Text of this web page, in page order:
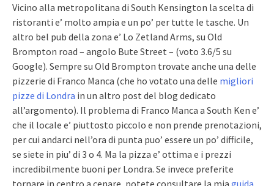
Vicino alla metropolitana di South Kensington la scelta di
ristoranti e’ molto ampia e un po’ per tutte le tasche. Un
altro bel pub della zona e’ Lo Zetland Arms, su Old
Brompton road – angolo Bute Street – (voto 3.6/5 su
Google). Sempre su Old Brompton trovate anche una delle
pizzerie di Franco Manca (che ho votato una delle migliori
pizze di Londra in un altro post del blog dedicato
all’argomento). Il problema di Franco Manca a South Ken e’
che il locale e’ piuttosto piccolo e non prende prenotazioni,
per cui andarci nell’ora di punta puo’ essere un po’ difficile,
se siete in piu’ di 3 o 4. Ma la pizza e’ ottima e i prezzi
incredibilmente buoni per Londra. Se invece preferite